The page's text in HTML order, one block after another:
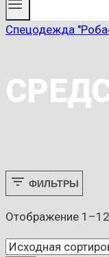
Спецодежда
ФИЛЬТРЫ
Отображение